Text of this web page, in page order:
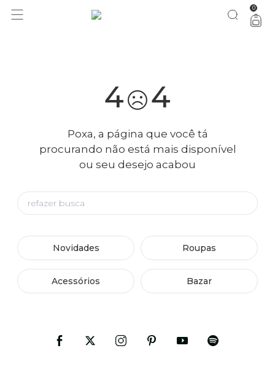
você merece 30% OFF pra comemorar com a gente aproveita! 0
4 4
Poxa, a página que você tá
procurando não está mais disponível
ou seu desejo acabou
Novidades Roupas
Acessórios Bazar